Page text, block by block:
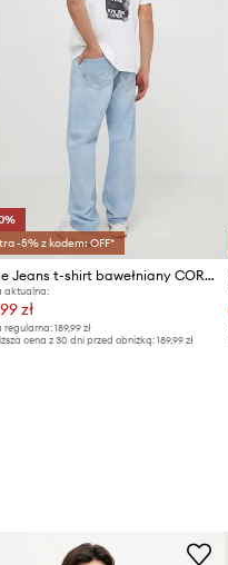
-5% z kodem: OFF*
Pepe Jeans t-shirt bawełniany CORBUS
aktualna:
zł
regularna: 189,99 zł
cena z 30 dni przed obniżką: 189,99 zł